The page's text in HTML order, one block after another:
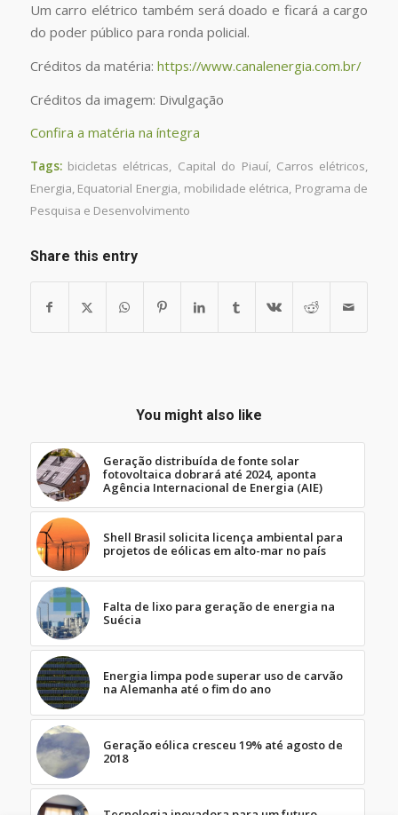
Um carro elétrico também será doado e ficará a cargo
do poder público para ronda policial.
Créditos da matéria: https://www.canalenergia.com.br/
Créditos da imagem: Divulgação
Confira a matéria na íntegra
Tags: bicicletas elétricas, Capital do Piauí, Carros elétricos,
Energia, Equatorial Energia, mobilidade elétrica, Programa de
Pesquisa e Desenvolvimento
Share this entry
You might also like
Geração distribuída de fonte solar
fotovoltaica dobrará até 2024, aponta
Agência Internacional de Energia (AIE)
Shell Brasil solicita licença ambiental para
projetos de eólicas em alto-mar no país
Falta de lixo para geração de energia na
Suécia
Energia limpa pode superar uso de carvão
na Alemanha até o fim do ano
Geração eólica cresceu 19% até agosto de
2018